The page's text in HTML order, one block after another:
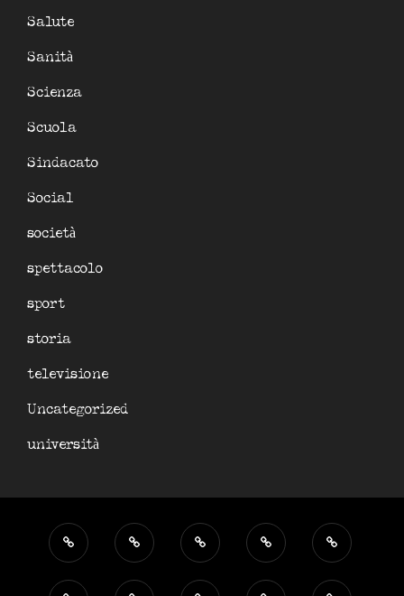
Salute
Sanità
Scienza
Scuola
Sindacato
Social
società
spettacolo
sport
storia
televisione
Uncategorized
università